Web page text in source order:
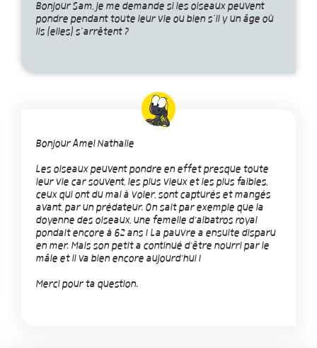
Bonjour Sam, je me demande si les oiseaux peuvent
pondre pendant toute leur vie ou bien s’il y un âge où
ils (elles) s’arrêtent ?
Bonjour Amel Nathalie
Les oiseaux peuvent pondre en effet presque toute
leur vie car souvent, les plus vieux et les plus faibles,
ceux qui ont du mal à voler, sont capturés et mangés
avant, par un prédateur. On sait par exemple que la
doyenne des oiseaux, une femelle d'albatros royal
pondait encore à 62 ans ! La pauvre a ensuite disparu
en mer. Mais son petit a continué d'être nourri par le
mâle et il va bien encore aujourd'hui !
Merci pour ta question.